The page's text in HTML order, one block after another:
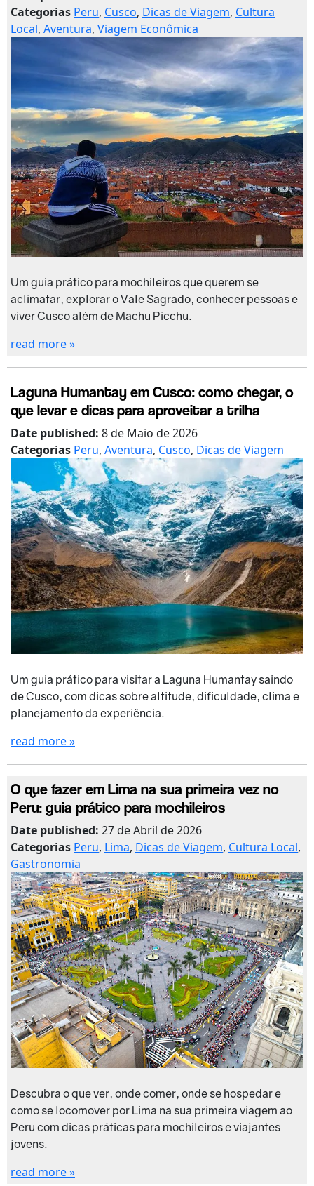
Categorias Peru, Cusco, Dicas de Viagem, Cultura
Local, Aventura, Viagem Econômica
Um guia prático para mochileiros que querem se
aclimatar, explorar o Vale Sagrado, conhecer pessoas e
viver Cusco além de Machu Picchu.
read more »
Laguna Humantay em Cusco: como chegar, o
que levar e dicas para aproveitar a trilha
Date published: 8 de Maio de 2026
Categorias Peru, Aventura, Cusco, Dicas de Viagem
Um guia prático para visitar a Laguna Humantay saindo
de Cusco, com dicas sobre altitude, dificuldade, clima e
planejamento da experiência.
read more »
O que fazer em Lima na sua primeira vez no
Peru: guia prático para mochileiros
Date published: 27 de Abril de 2026
Categorias Peru, Lima, Dicas de Viagem, Cultura Local,
Gastronomia
Descubra o que ver, onde comer, onde se hospedar e
como se locomover por Lima na sua primeira viagem ao
Peru com dicas práticas para mochileiros e viajantes
jovens.
read more »